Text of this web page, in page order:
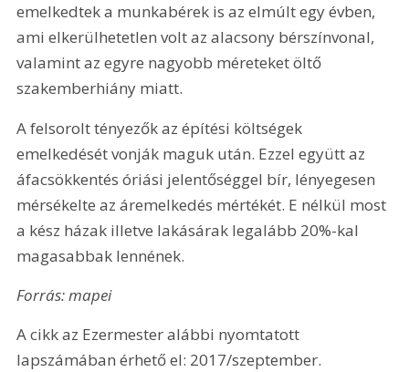
emelkedtek a munkabérek is az elmúlt egy évben,
ami elkerülhetetlen volt az alacsony bérszínvonal,
valamint az egyre nagyobb méreteket öltő
szakemberhiány miatt.
A felsorolt tényezők az építési költségek
emelkedését vonják maguk után. Ezzel együtt az
áfacsökkentés óriási jelentőséggel bír, lényegesen
mérsékelte az áremelkedés mértékét. E nélkül most
a kész házak illetve lakásárak legalább 20%-kal
magasabbak lennének.
Forrás: mapei
A cikk az Ezermester alábbi nyomtatott
lapszámában érhető el: 2017/szeptember.